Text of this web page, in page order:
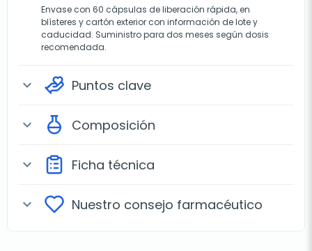
Envase con 60 cápsulas de liberación rápida, en
blísteres y cartón exterior con información de lote y
caducidad. Suministro para dos meses según dosis
recomendada.
expand_more Puntos clave
expand_more Composición
expand_more Ficha técnica
expand_more Nuestro consejo farmacéutico